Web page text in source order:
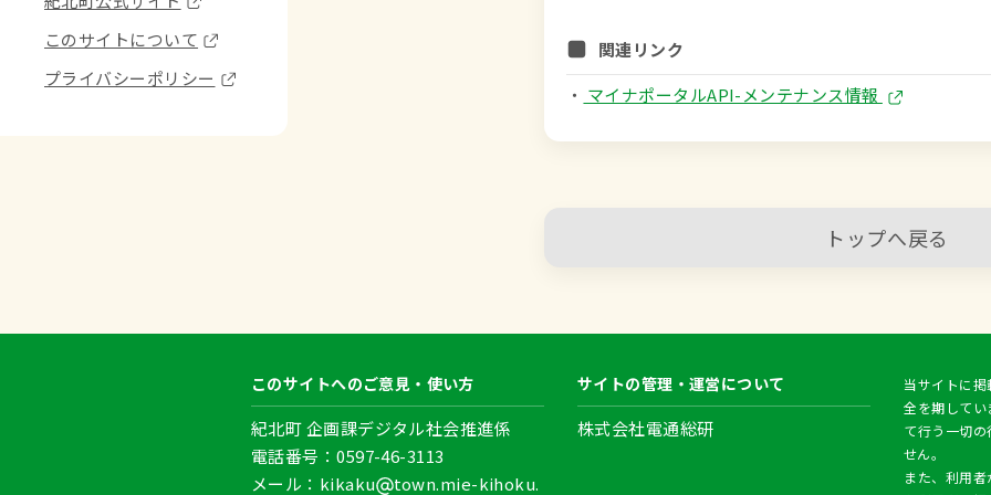
このサイトについて
プライバシーポリシー
関連リンク
・ マイナポータルAPI-メンテナンス情報
トップへ戻る
このサイトへのご意見・使い方
紀北町 企画課デジタル社会推進係
電話番号：0597-46-3113
メール：kikaku
town.mie-kihoku.
サイトの管理・運営について
株式会社電通総研
当サイトに
全を期して
て行う一切
せん。
また、利用